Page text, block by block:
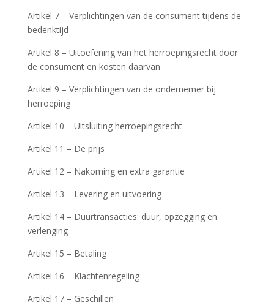
Artikel 7 – Verplichtingen van de consument tijdens de
bedenktijd
Artikel 8 – Uitoefening van het herroepingsrecht door
de consument en kosten daarvan
Artikel 9 – Verplichtingen van de ondernemer bij
herroeping
Artikel 10 – Uitsluiting herroepingsrecht
Artikel 11 – De prijs
Artikel 12 – Nakoming en extra garantie
Artikel 13 – Levering en uitvoering
Artikel 14 – Duurtransacties: duur, opzegging en
verlenging
Artikel 15 – Betaling
Artikel 16 – Klachtenregeling
Artikel 17 – Geschillen